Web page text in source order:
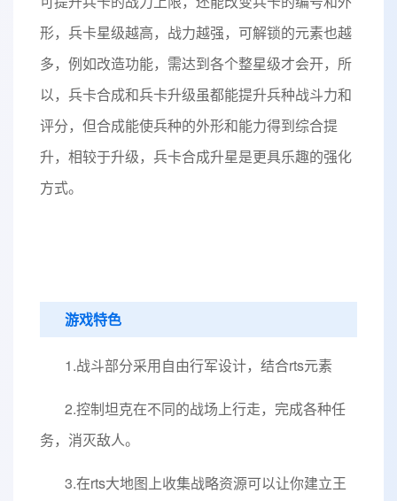
形，兵卡星级越高，战力越强，可解锁的元素也越
多，例如改造功能，需达到各个整星级才会开，所
以，兵卡合成和兵卡升级虽都能提升兵种战斗力和
评分，但合成能使兵种的外形和能力得到综合提
升，相较于升级，兵卡合成升星是更具乐趣的强化
方式。
游戏特色
1.战斗部分采用自由行军设计，结合rts元素
2.控制坦克在不同的战场上行走，完成各种任
务，消灭敌人。
3.在rts大地图上收集战略资源可以让你建立王